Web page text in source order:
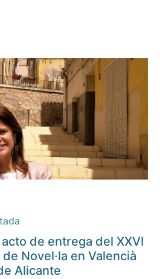
de entrega del XXVI
Novel·la en Valencià
Alicante